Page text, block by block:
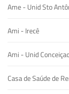
Ame - Unid Sto
Ami - Irecê
Ami - Unid
Casa de Saúde de